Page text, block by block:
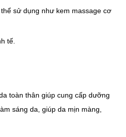
sử dụng như kem massage cơ
tế.
toàn thân giúp cung cấp dưỡng
sáng da, giúp da mịn màng,